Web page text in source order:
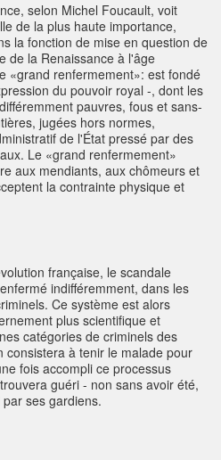
selon Michel Foucault, voit
de la plus haute importance,
la fonction de mise en question de
de la Renaissance à l'âge
«grand renfermement»: est fondé
du pouvoir royal -, dont les
pauvres, fous et sans-
jugées hors normes,
de l'État pressé par des
Le «grand renfermement»
aux mendiants, aux chômeurs et
la contrainte physique et
française, le scandale
indifféremment, dans les
Ce système est alors
plus scientifique et
catégories de criminels des
consistera à tenir le malade pour
fois accompli ce processus
guéri - non sans avoir été,
ses gardiens.